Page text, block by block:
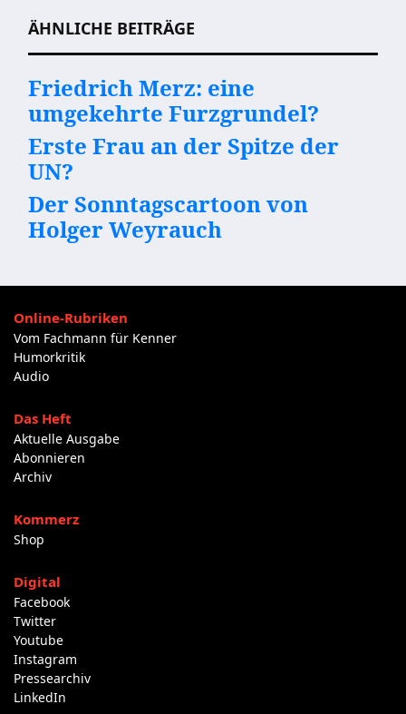
ÄHNLICHE BEITRÄGE
Friedrich Merz: eine
umgekehrte Furzgrundel?
Erste Frau an der Spitze der
UN?
Der Sonntagscartoon von
Holger Weyrauch
Online-Rubriken
Vom Fachmann für Kenner
Humorkritik
Audio
Das Heft
Aktuelle Ausgabe
Abonnieren
Archiv
Kommerz
Shop
Digital
Facebook
Twitter
Youtube
Instagram
Pressearchiv
LinkedIn